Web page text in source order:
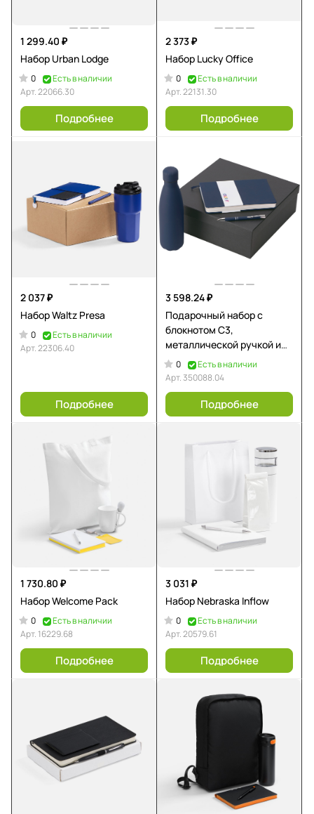
1 299.40 ₽
Набор Urban Lodge
0
Есть в наличии
Арт.22066.30
Подробнее
2 373 ₽
Набор Lucky Office
0
Есть в наличии
Арт.22131.30
Подробнее
2 037 ₽
Набор Waltz Presa
0
Есть в наличии
Арт.22306.40
Подробнее
3 598.24 ₽
Подарочный набор с
блокнотом С3,
металлической ручкой и
термобутылкой, темно-
синий
0
Есть в наличии
Арт.350088.04
Подробнее
1 730.80 ₽
Набор Welcome Pack
0
Есть в наличии
Арт. 16229.68
Подробнее
3 031 ₽
Набор Nebraska Inflow
0
Есть в наличии
Арт.20579.61
Подробнее